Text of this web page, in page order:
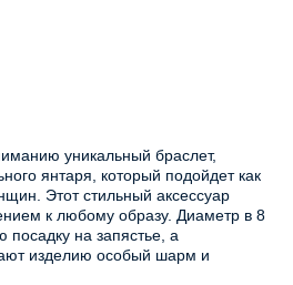
уникальный браслет,
янтаря, который подойдет как
Этот стильный аксессуар
к любому образу. Диаметр в 8
на запястье, а
изделию особый шарм и